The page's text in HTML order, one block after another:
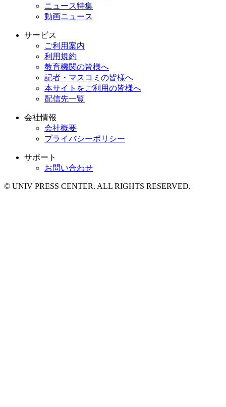
ニュース特集
動画ニュース
サービス
ご利用案内
利用規約
教育機関の皆様へ
記者・マスコミの皆様へ
本サイトをご利用の皆様へ
配信先一覧
会社情報
会社概要
プライバシーポリシー
サポート
お問い合わせ
© UNIV PRESS CENTER. ALL RIGHTS RESERVED.